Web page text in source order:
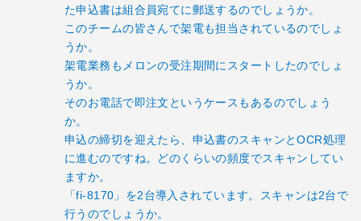
た申込書は組合員宛てに郵送するのでしょうか。
このチームの皆さんで架電も担当されているのでしょ
うか。
架電業務もメロンの受注期間にスタートしたのでしょ
うか。
そのお電話で即注文というケースもあるのでしょう
か。
申込の締切を迎えたら、申込書のスキャンとOCR処理
に進むのですね。どのくらいの頻度でスキャンしてい
ますか。
「fi-8170」を2台導入されています。スキャンは2台で
行うのでしょうか。